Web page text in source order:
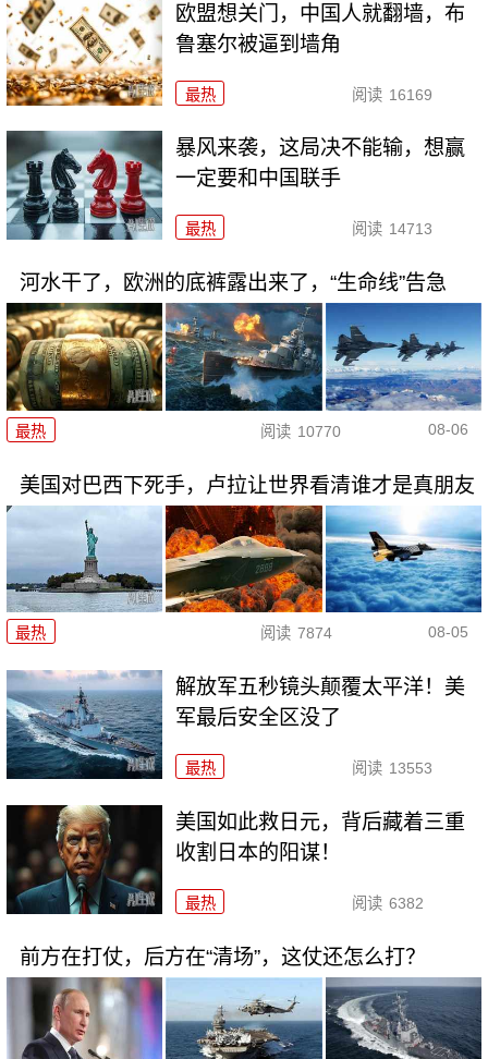
欧盟想关门，中国人就翻墙，布
鲁塞尔被逼到墙角
最热 阅读 16169
暴风来袭，这局决不能输，想赢
一定要和中国联手
最热 阅读 14713
河水干了，欧洲的底裤露出来了，“生命线”告急
最热 阅读 10770 08-06
美国对巴西下死手，卢拉让世界看清谁才是真朋友
最热 阅读 7874 08-05
解放军五秒镜头颠覆太平洋！美
军最后安全区没了
最热 阅读 13553
美国如此救日元，背后藏着三重
收割日本的阳谋！
最热 阅读 6382
前方在打仗，后方在“清场”，这仗还怎么打？